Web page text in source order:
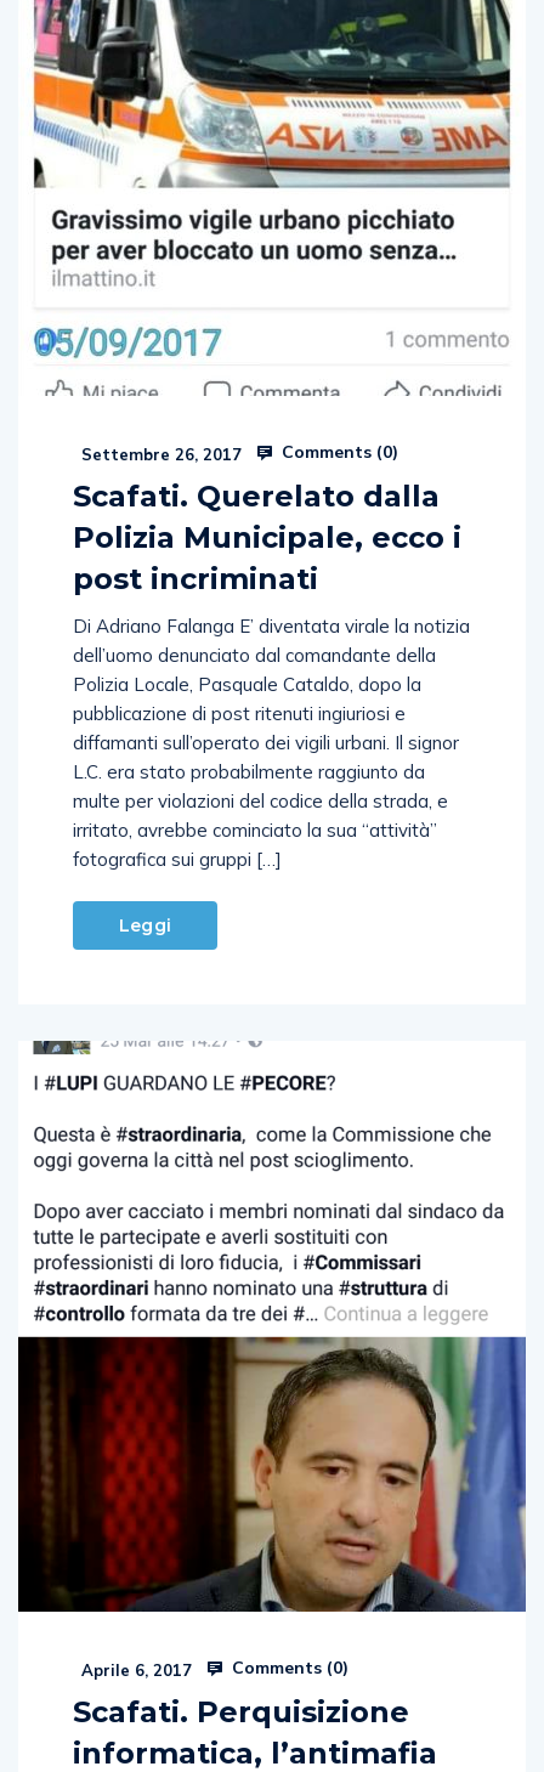
Settembre 26, 2017 Comments (0)
Scafati. Querelato dalla
Polizia Municipale, ecco i
post incriminati
Di Adriano Falanga E’ diventata virale la notizia
dell’uomo denunciato dal comandante della
Polizia Locale, Pasquale Cataldo, dopo la
pubblicazione di post ritenuti ingiuriosi e
diffamanti sull’operato dei vigili urbani. Il signor
L.C. era stato probabilmente raggiunto da
multe per violazioni del codice della strada, e
irritato, avrebbe cominciato la sua “attività”
fotografica sui gruppi […]
Leggi
Aprile 6, 2017 Comments (0)
Scafati. Perquisizione
informatica, l’antimafia